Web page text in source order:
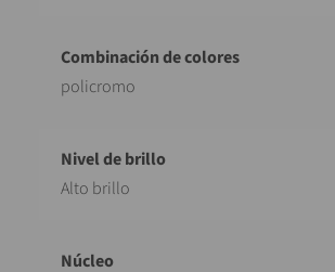
policromo
Alto brillo